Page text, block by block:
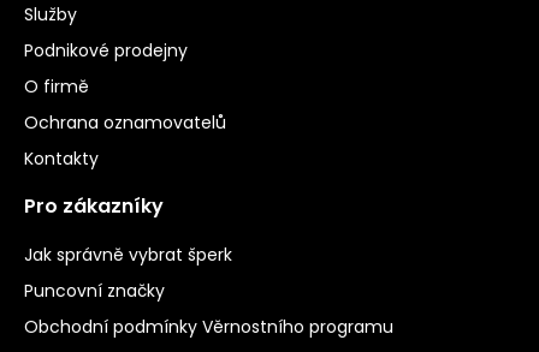
Služby
Podnikové prodejny
O firmě
Ochrana oznamovatelů
Kontakty
Pro zákazníky
Jak správně vybrat šperk
Puncovní značky
Obchodní podmínky Věrnostního programu